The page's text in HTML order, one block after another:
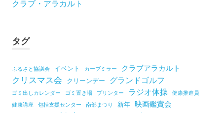
クラブ・アラカルト
タグ
ふるさと協議会 イベント カーブミラー クラブアラカルト
クリスマス会 クリーンデー グランドゴルフ
ゴミ出しカレンダー ゴミ置き場 プリンター ラジオ体操 健康推進員
健康講座 包括支援センター 南部まつり 新年 映画鑑賞会